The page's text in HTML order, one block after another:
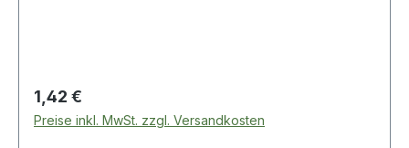
Regulärer Preis:
1,42 €
Preise inkl. MwSt. zzgl. Versandkosten